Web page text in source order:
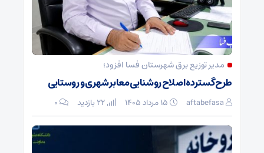
مدیر توزیع برق شهرستان فسا افزود؛
طرح گسترده اصلاح روشنایی معابر شهری و روستایی
aftabefasa ۰